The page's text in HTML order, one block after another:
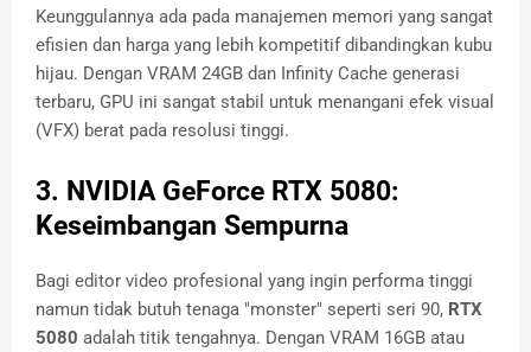
Keunggulannya ada pada manajemen memori yang sangat
efisien dan harga yang lebih kompetitif dibandingkan kubu
hijau. Dengan VRAM 24GB dan Infinity Cache generasi
terbaru, GPU ini sangat stabil untuk menangani efek visual
(VFX) berat pada resolusi tinggi.
3. NVIDIA GeForce RTX 5080:
Keseimbangan Sempurna
Bagi editor video profesional yang ingin performa tinggi
namun tidak butuh tenaga "monster" seperti seri 90, RTX
5080 adalah titik tengahnya. Dengan VRAM 16GB atau